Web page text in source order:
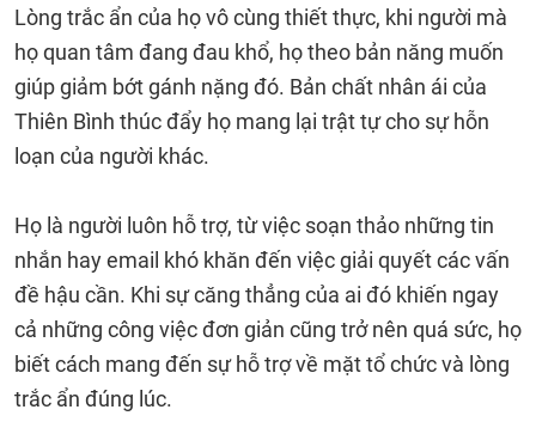
Lòng trắc ẩn của họ vô cùng thiết thực, khi người mà
họ quan tâm đang đau khổ, họ theo bản năng muốn
giúp giảm bớt gánh nặng đó. Bản chất nhân ái của
Thiên Bình thúc đẩy họ mang lại trật tự cho sự hỗn
loạn của người khác.
Họ là người luôn hỗ trợ, từ việc soạn thảo những tin
nhắn hay email khó khăn đến việc giải quyết các vấn
đề hậu cần. Khi sự căng thẳng của ai đó khiến ngay
cả những công việc đơn giản cũng trở nên quá sức, họ
biết cách mang đến sự hỗ trợ về mặt tổ chức và lòng
trắc ẩn đúng lúc.